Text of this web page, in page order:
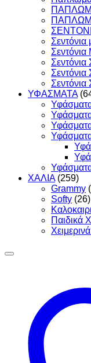
Σεντόνια
Σεντόνια
ΥΦΑΣΜΑΤΑ
ΧΑΛΙΑ (259)
Grammy
Softy (26)
Παιδικά